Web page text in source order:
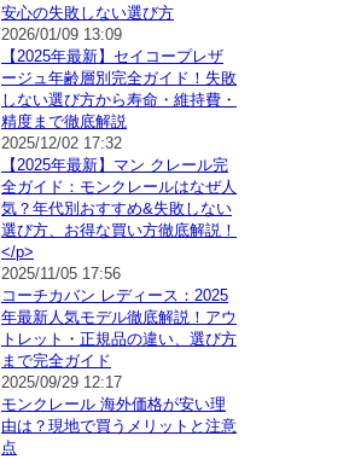
安心の失敗しない選び方
2026/01/09 13:09
【2025年最新】セイコープレザ
ージュ年齢層別完全ガイド！失敗
しない選び方から寿命・維持費・
精度まで徹底解説
2025/12/02 17:32
【2025年最新】マン クレール完
全ガイド：モンクレールはなぜ人
気？年代別おすすめ&失敗しない
選び方、お得な買い方徹底解説！
</p>
2025/11/05 17:56
コーチカバン レディース：2025
年最新人気モデル徹底解説！アウ
トレット・正規品の違い、選び方
まで完全ガイド
2025/09/29 12:17
モンクレール 海外価格が安い理
由は？現地で買うメリットと注意
点